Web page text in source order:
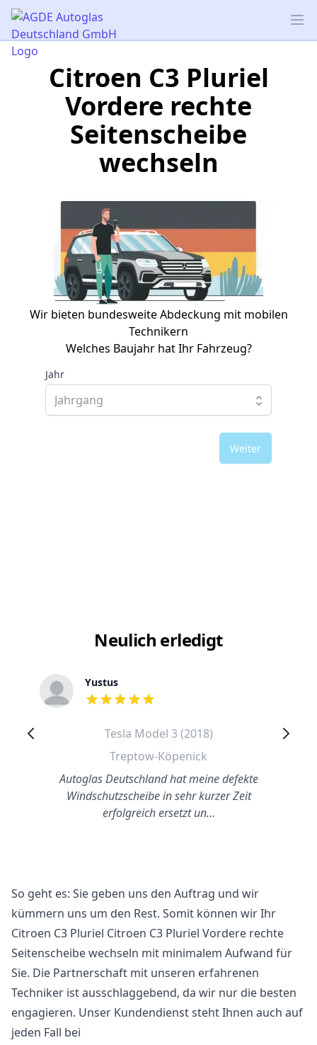
AGDE Autoglas Deutschland GmbH
Citroen C3 Pluriel
Vordere rechte
Seitenscheibe
wechseln
Wir bieten bundesweite Abdeckung mit mobilen
Technikern
Welches Baujahr hat Ihr Fahrzeug?
Jahr
Weiter
Neulich erledigt
Yustus
out of 5 stars
Tesla Model 3 (2018)
Treptow-Köpenick
Autoglas Deutschland hat meine defekte
Windschutzscheibe in sehr kurzer Zeit
erfolgreich ersetzt un…
So geht es: Sie geben uns den Auftrag und wir
kümmern uns um den Rest. Somit können wir Ihr
Citroen C3 Pluriel Citroen C3 Pluriel Vordere rechte
Seitenscheibe wechseln mit minimalem Aufwand für
Sie. Die Partnerschaft mit unseren erfahrenen
Techniker ist ausschlaggebend, da wir nur die besten
engagieren. Unser Kundendienst steht Ihnen auch auf
jeden Fall bei